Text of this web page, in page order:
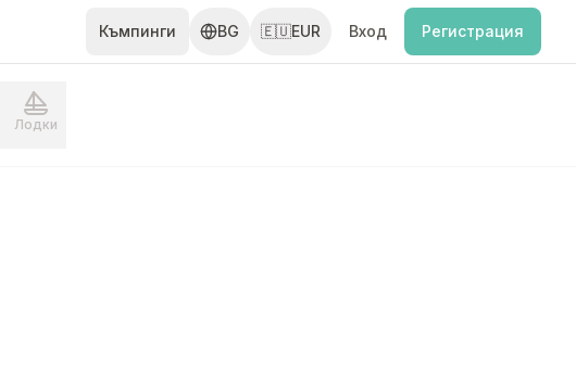
Къмпинги BG 🇪🇺EUR Вход Регистрация
Лодки